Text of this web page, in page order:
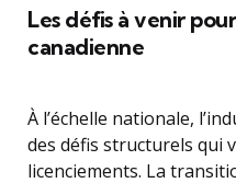
Les défis à venir
canadienne
À l’échelle nationale,
des défis structurels qui
licenciements. La